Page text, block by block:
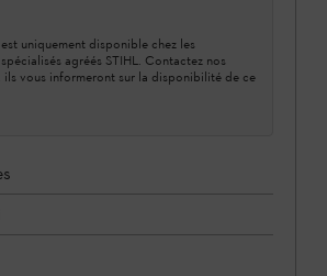
uniquement disponible chez les
agréés STIHL. Contactez nos
ils vous informeront sur la disponibilité de ce